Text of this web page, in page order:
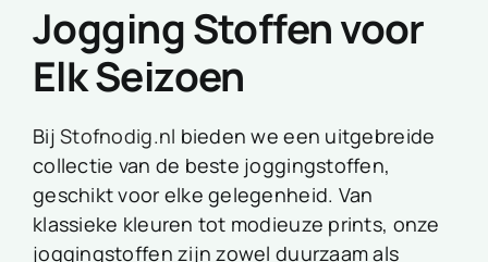
Jogging Stoffen voor
Elk Seizoen
Bij Stofnodig.nl bieden we een uitgebreide
collectie van de beste joggingstoffen,
geschikt voor elke gelegenheid. Van
klassieke kleuren tot modieuze prints, onze
joggingstoffen zijn zowel duurzaam als